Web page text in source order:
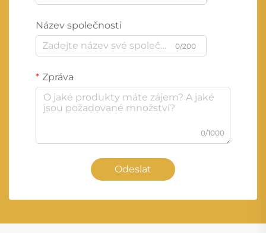
Název společnosti
0/200
Zpráva
0/1000
Odeslat